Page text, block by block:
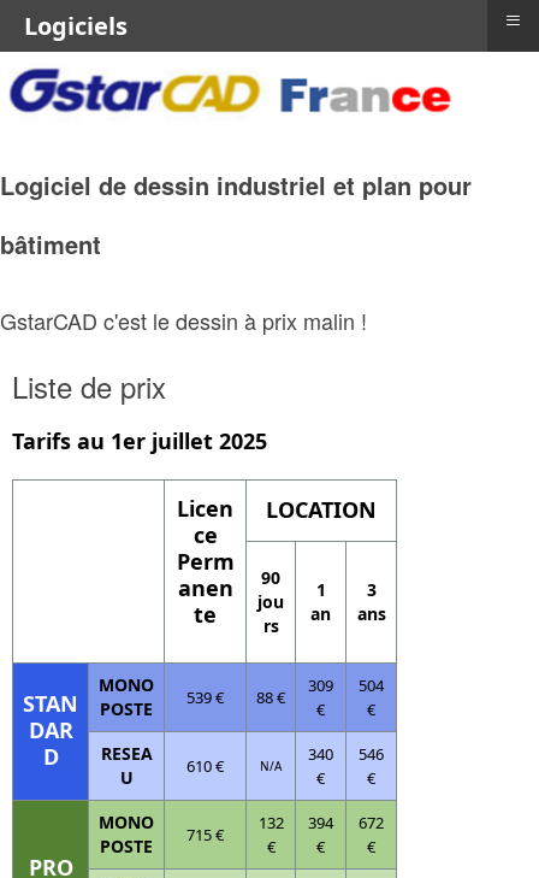
Logiciel de dessin industriel et plan pour
bâtiment
GstarCAD c'est le dessin à prix malin !
Liste de prix
Tarifs au 1er juillet 2025
Licen
ce
Perm
anen
te
LOCATION
90
jou
rs
1
an
3
ans
STAN
DAR
D
MONO
POSTE
539 € 88 €
309
€
504
€
RESEA
U
610 € N/A
340
€
546
€
PRO
MONO
POSTE
715 €
132
€
394
€
672
€
Logiciels ≡